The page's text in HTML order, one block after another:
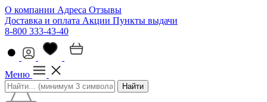
О компании Адреса Отзывы
Доставка и оплата Акции Пункты выдачи
8-800 333-43-40
Меню
Найти